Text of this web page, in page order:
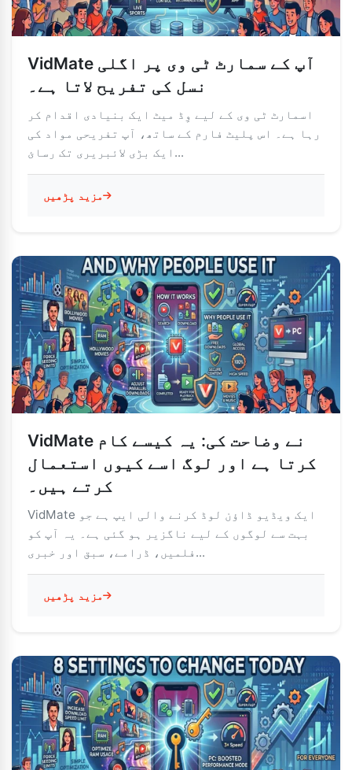
VidMate آپ کے سمارٹ ٹی وی پر اگلی
نسل کی تفریح ​​لاتا ہے۔
اسمارٹ ٹی وی کے لیے وِڈ میٹ ایک بنیادی اقدام کر
رہا ہے۔ اس پلیٹ فارم کے ساتھ، آپ تفریحی مواد کی
ایک بڑی لائبریری تک رسائ...
مزید پڑھیں
VidMate نے وضاحت کی: یہ کیسے کام
کرتا ہے اور لوگ اسے کیوں استعمال
کرتے ہیں۔
VidMate ایک ویڈیو ڈاؤن لوڈ کرنے والی ایپ ہے جو
بہت سے لوگوں کے لیے ناگزیر ہو گئی ہے۔ یہ آپ کو
فلمیں، ڈرامے، سبق اور خبری...
مزید پڑھیں